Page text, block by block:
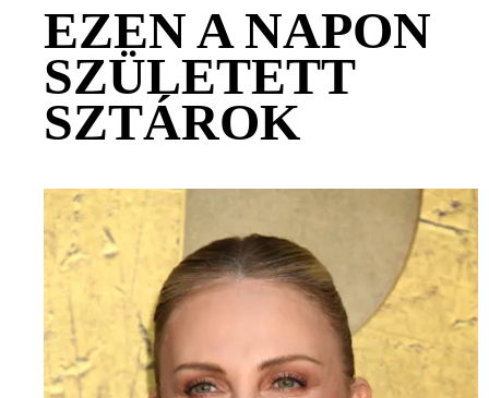
EZEN A NAPON
SZÜLETETT
SZTÁROK